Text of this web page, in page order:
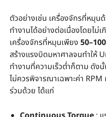
ตัวอย่างเช่น เครื่องจักรที่หมุน
ทำงานได้อย่างต่อเนื่องโดยไ
เครื่องจักรที่หมุนเพียง
สร้างแรงบิดมหาศาลจนทำให้
ทำงานที่ความเร็วต่ำก็ตาม ดัง
ไม่ควรพิจารณาเฉพาะค่า
ร่วมด้วย ได้แก่